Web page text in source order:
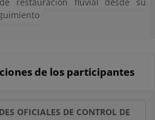
de los participantes
OFICIALES DE CONTROL DE